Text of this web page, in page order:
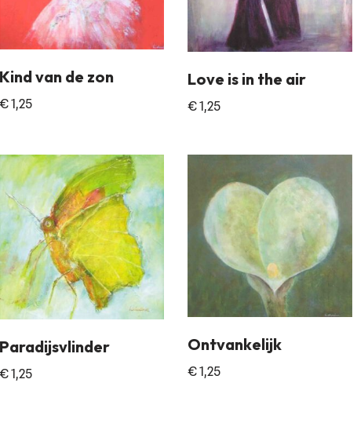
Kind van de zon
€1,25
Love is in the air
€1,25
Paradijsvlinder
€1,25
Ontvankelijk
€1,25